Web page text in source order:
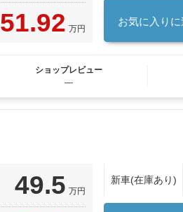
51.92 万円
お気に入りに
ショップレビュー
―
49.5 万円
新車(在庫あり)